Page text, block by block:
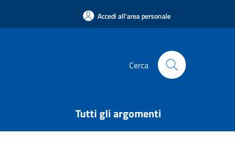
Accedi all'area personale
Cerca
Tutti gli argomenti